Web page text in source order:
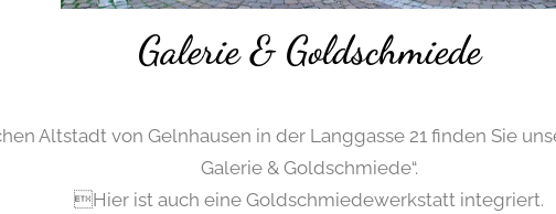
Galerie & Goldschmiede
Altstadt von Gelnhausen in der Langgasse 21 finden Sie
Galerie & Goldschmiede“.
Hier ist auch eine Goldschmiedewerkstatt integriert.